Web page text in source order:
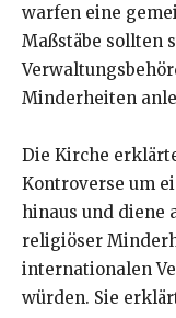
warfen eine
Maßstäbe sollten
Minderheiten
Die Kirche
Kontroverse um
hinaus und diene
religiöser
internationalen
würden. Sie